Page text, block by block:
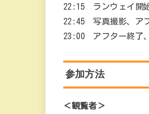
22:15 ランウェイ開
22:45 写真撮影、ア
23:00 アフター終了
参加方法
＜観覧者＞